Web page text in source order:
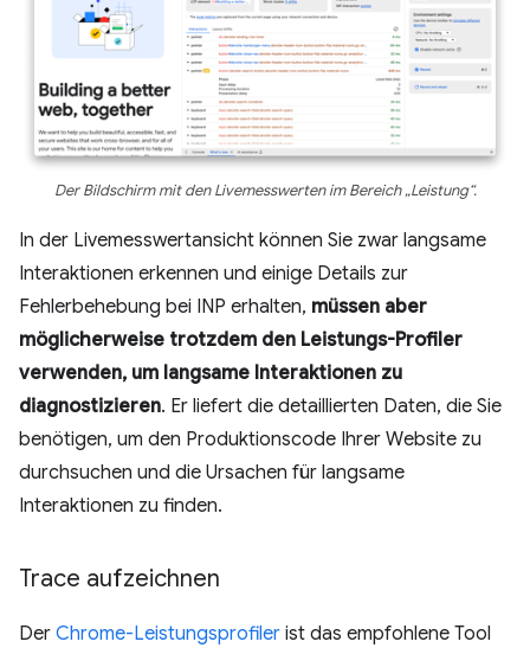
Der Bildschirm mit den Livemesswerten im Bereich „Leistung“.
In der Livemesswertansicht können Sie zwar langsame
Interaktionen erkennen und einige Details zur
Fehlerbehebung bei INP erhalten, müssen aber
möglicherweise trotzdem den Leistungs-Profiler
verwenden, um langsame Interaktionen zu
diagnostizieren. Er liefert die detaillierten Daten, die Sie
benötigen, um den Produktionscode Ihrer Website zu
durchsuchen und die Ursachen für langsame
Interaktionen zu finden.
Trace aufzeichnen
Der Chrome-Leistungsprofiler ist das empfohlene Tool